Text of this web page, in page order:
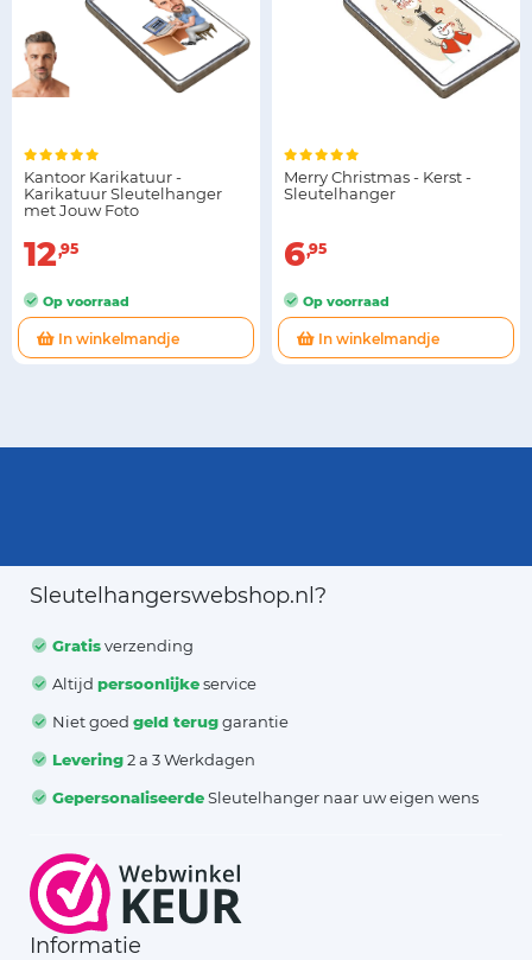
Kantoor Karikatuur -
Karikatuur Sleutelhanger
met Jouw Foto
12 95
Op voorraad
In winkelmandje
Merry Christmas - Kerst -
Sleutelhanger
6 95
Op voorraad
In winkelmandje
Sleutelhangerswebshop.nl?
Gratisverzending
Altijdpersoonlijkeservice
Niet goedgeld teruggarantie
Levering2 a 3 Werkdagen
GepersonaliseerdeSleutelhanger naar uw eigen wens
Informatie